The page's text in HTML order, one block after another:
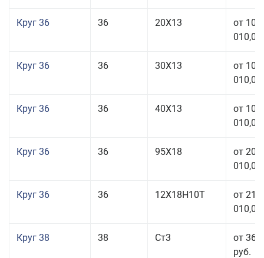
Круг 36 36 20Х13
от 101
010,00
Круг 36 36 30Х13
от 101
010,00
Круг 36 36 40Х13
от 101
010,00
Круг 36 36 95Х18
от 208
010,00
Круг 36 36 12Х18Н10Т
от 210
010,00
Круг 38 38 Ст3
от 36
руб.